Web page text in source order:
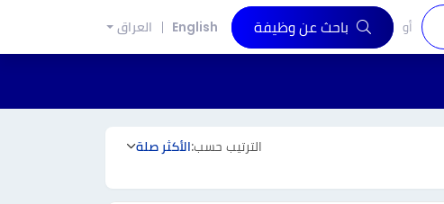
أو باحث عن وظيفة English العراق
الترتيب حسب:الأكثر صلة